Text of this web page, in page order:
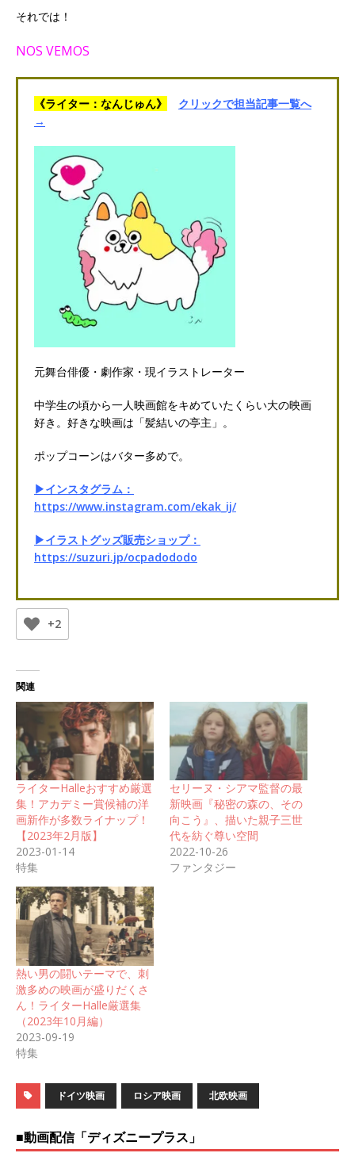
それでは！
NOS VEMOS
《ライター：なんじゅん》
クリックで担当記事一覧へ
→
元舞台俳優・劇作家・現イラストレーター
中学生の頃から一人映画館をキめていたくらい大の映画
好き。好きな映画は「髪結いの亭主」。
ポップコーンはバター多めで。
▶インスタグラム：
https://www.instagram.com/ekak_ij/
▶イラストグッズ販売ショップ：
https://suzuri.jp/ocpadododo
+2
関連
ライターHalleおすすめ厳選
集！アカデミー賞候補の洋
画新作が多数ライナップ！
【2023年2月版】
2023-01-14
特集
セリーヌ・シアマ監督の最
新映画『秘密の森の、その
向こう』、描いた親子三世
代を紡ぐ尊い空間
2022-10-26
ファンタジー
熱い男の闘いテーマで、刺
激多めの映画が盛りだくさ
ん！ライターHalle厳選集
（2023年10月編）
2023-09-19
特集
ドイツ映画 ロシア映画 北欧映画
■動画配信「ディズニープラス」